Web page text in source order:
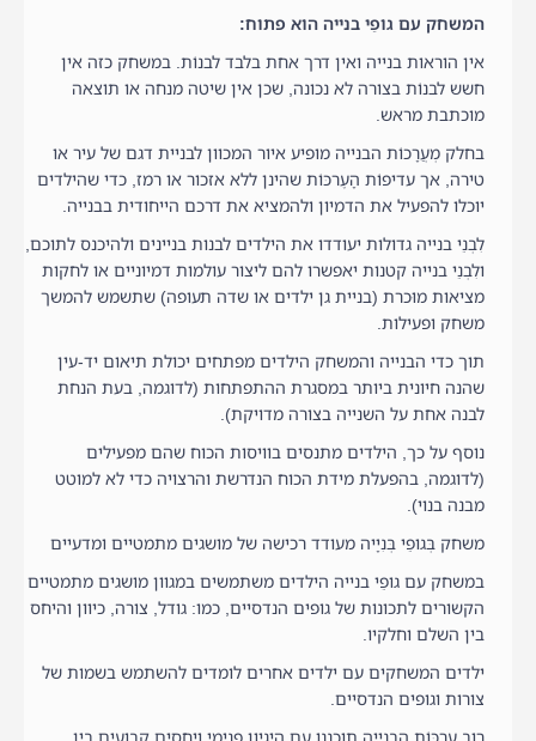
המשחק עם גופֵי בנייה הוא פתוח:
אין הוראות בנייה ואין דרך אחת בלבד לבנוֹת. במשחק כזה אין
חשש לבנוֹת בצורה לא נכונה, שכן אין שיטה מנחה או תוצאה
מוכתבת מראש.
בחלק מְעֲרָכוֹת הבנייה מופיע איור המכוון לבניית דגם של עיר או
טירה, אך עדיפוֹת הָעֶרכּוֹת שהינן ללא אזכור או רמז, כדי שהילדים
יוכלו להפעיל את הדמיון ולהמציא את דרכם הייחודית בבנייה.
לִבְנֵי בנייה גדולות יעודדו את הילדים לבנות בניינים ולהיכנס לתוכם,
ולִבְנֵי בנייה קטנות יאפשרו להם ליצור עולמות דמיוניים או לחקות
מציאות מוּכרת (בניית גן ילדים או שדה תעופה) שתשמש להמשך
משחק ופעילות.
תוך כדי הבנייה והמשחק הילדים מפתחים יכולת תיאום יד-עין
שהנה חיונית ביותר במסגרת ההתפתחות (לדוגמה, בעת הנחת
לבנה אחת על השנייה בצורה מדויקת).
נוסף על כך, הילדים מתנסים בוויסות הכוח שהם מפעילים
(לדוגמה, בהפעלת מידת הכוח הנדרשת והרצויה כדי לא למוטט
מבנה בנוי).
משחק בְּגופֵי בְּנִיָיה מעודד רכישה של מושגים מתמטיים ומדעיים
במשחק עם גופֵי בנייה הילדים משתמשים במגוון מושגים מתמטיים
הקשורים לתכונות של גופים הנדסיים, כמו: גודל, צורה, כיוון והיחס
בין השלם וחלקיו.
ילדים המשחקים עם ילדים אחרים לומדים להשתמש בשמות של
צורות וגופים הנדסיים.